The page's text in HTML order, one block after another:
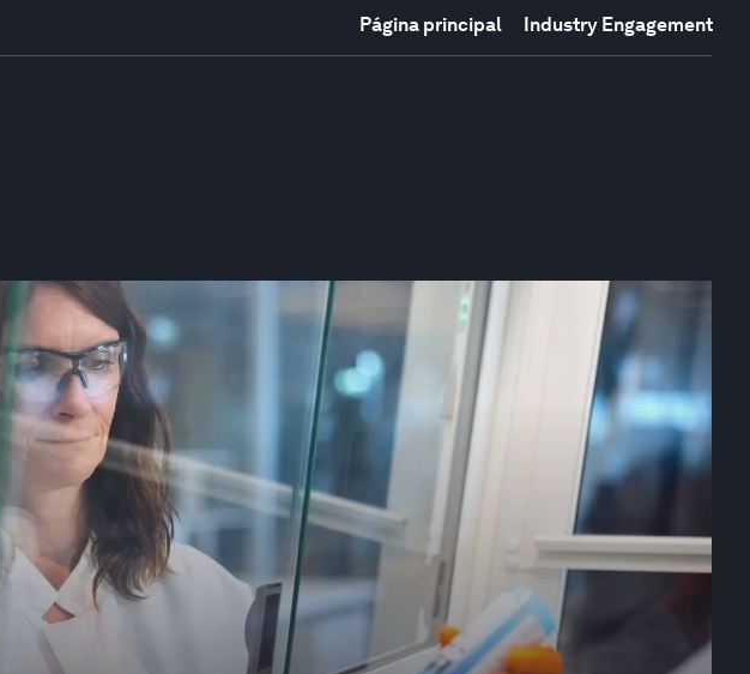
Página principal Industry Engagement